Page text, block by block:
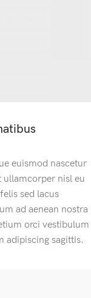
euismod nascetur
ullamcorper nisl eu
sed lacus
ad aenean nostra
orci vestibulum
adipiscing sagittis.